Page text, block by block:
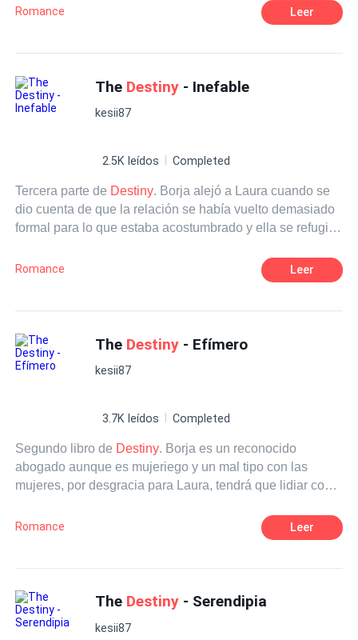
evitar. ¿Podrán lograrlo o terminará pasando algo entre
Romance Leer
The Destiny - Inefable
kesii87
2.5K leídos Completed
Tercera parte de Destiny. Borja alejó a Laura cuando se
dio cuenta de que la relación se había vuelto demasiado
formal para lo que estaba acostumbrado y ella se refugió
aflorasen y se diese cuenta de lo que había perdido.
Volvió a por ella, pero ya era tarde. Pero ... él está
Romance Leer
The Destiny - Efímero
kesii87
3.7K leídos Completed
Segundo libro de Destiny. Borja es un reconocido
abogado aunque es mujeriego y un mal tipo con las
mujeres, por desgracia para Laura, tendrá que lidiar con
Salva, su mejor amigo, no van tan bien como esperaba.
Incapaz de dejar lo personal fuera de lo laboral, Borja se
capullo de su jefe y quizás una distracción con la que
olvidarse de sus problemas. El no poder tenerla hace que
Borja se convierta en alguien que nunca esperó ser.
Romance Leer
The Destiny - Serendipia
kesii87